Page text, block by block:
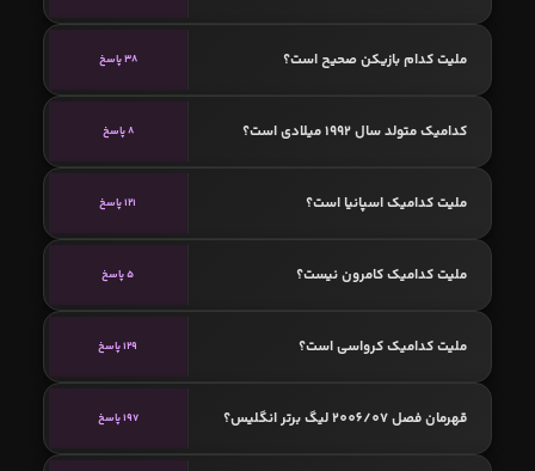
ملیت کدام بازیکن صحیح است؟ 38 پاسخ
کدامیک متولد سال 1992 میلادی است؟ 8 پاسخ
ملیت کدامیک اسپانیا است؟ 121 پاسخ
ملیت کدامیک کامرون نیست؟ 5 پاسخ
ملیت کدامیک کرواسی است؟ 129 پاسخ
قهرمان فصل 2006/07 لیگ برتر انگلیس؟ 197 پاسخ